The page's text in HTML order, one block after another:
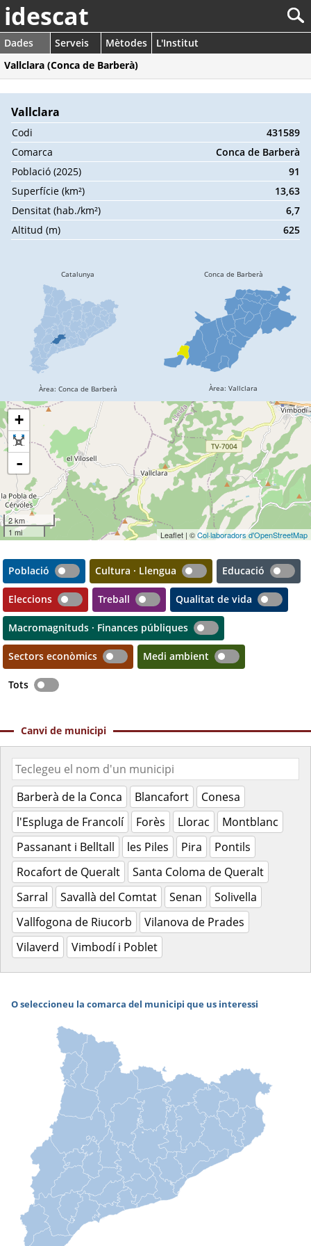
idescat
Dades Serveis Mètodes
L'Institut
Vallclara (Conca de Barberà)
Vallclara
Codi
431589
Comarca
Conca de Barberà
Població (2025)
91
Superfície (km²)
13,63
Densitat (hab./km²)
6,7
Altitud (m)
625
+
-
2 km
1 mi
Leaflet | ©Col·laboradors d'OpenStreetMap
Població Cultura · Llengua Educació
Eleccions Treball Qualitat de vida
Macromagnituds · Finances públiques
Sectors econòmics Medi ambient
Tots
Canvi de municipi
Barberà de la Conca Blancafort
Conesa
l'Espluga de Francolí
Forès Llorac
Montblanc
Passanant i Belltall
les Piles Pira
Pontils
Rocafort de Queralt
Santa Coloma de Queralt
Sarral
Savallà del Comtat Senan
Solivella
Vallfogona de Riucorb
Vilanova de Prades
Vilaverd
Vimbodí i Poblet